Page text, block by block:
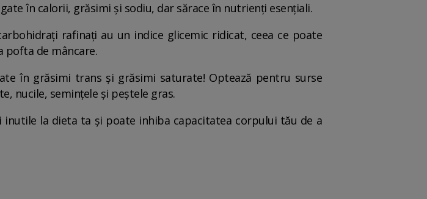
în calorii, grăsimi și sodiu, dar sărace în nutrienți esențiali.
rafinați au un indice glicemic ridicat, ceea ce poate
pofta de mâncare.
în grăsimi trans și grăsimi saturate! Optează pentru surse
nucile, semințele și peștele gras.
inutile la dieta ta și poate inhiba capacitatea corpului tău de a